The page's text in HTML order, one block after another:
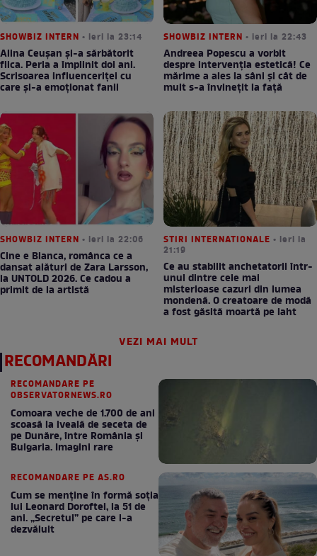
SHOWBIZ INTERN • ieri la 23:14
Alina Ceușan și-a sărbătorit
fiica. Perla a împlinit doi ani.
Scrisoarea influenceriței cu
care și-a emoționat fanii
SHOWBIZ INTERN • ieri la 22:43
Andreea Popescu a vorbit
despre intervenția estetică! Ce
mărime a ales la sâni și cât de
mult s-a învinețit la față
SHOWBIZ INTERN • ieri la 22:06
Cine e Bianca, românca ce a
dansat alături de Zara Larsson,
la UNTOLD 2026. Ce cadou a
primit de la artistă
STIRI INTERNATIONALE • ieri la
21:19
Ce au stabilit anchetatorii într-
unul dintre cele mai
misterioase cazuri din lumea
mondenă. O creatoare de modă
a fost găsită moartă pe iaht
VEZI MAI MULT
RECOMANDĂRI
RECOMANDARE PE
OBSERVATORNEWS.RO
Comoara veche de 1.700 de ani
scoasă la iveală de seceta de
pe Dunăre, între România şi
Bulgaria. Imagini rare
RECOMANDARE PE AS.RO
Cum se menţine în formă soţia
lui Leonard Doroftei, la 51 de
ani. „Secretul” pe care l-a
dezvăluit